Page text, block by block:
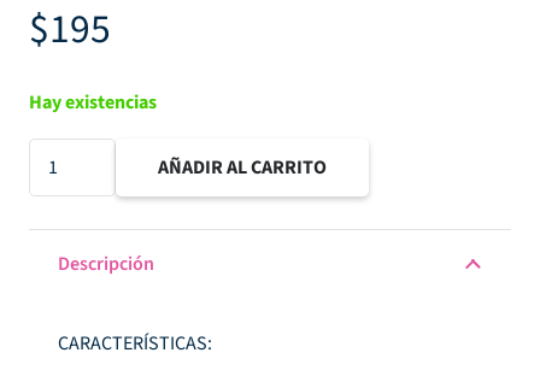
$195
Hay existencias
Papel
embosado
30,5x30,5cm
AÑADIR AL CARRITO
Descripción
CARACTERÍSTICAS: